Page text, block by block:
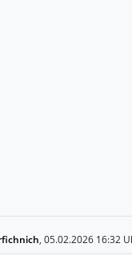
, 05.02.2026 16:32